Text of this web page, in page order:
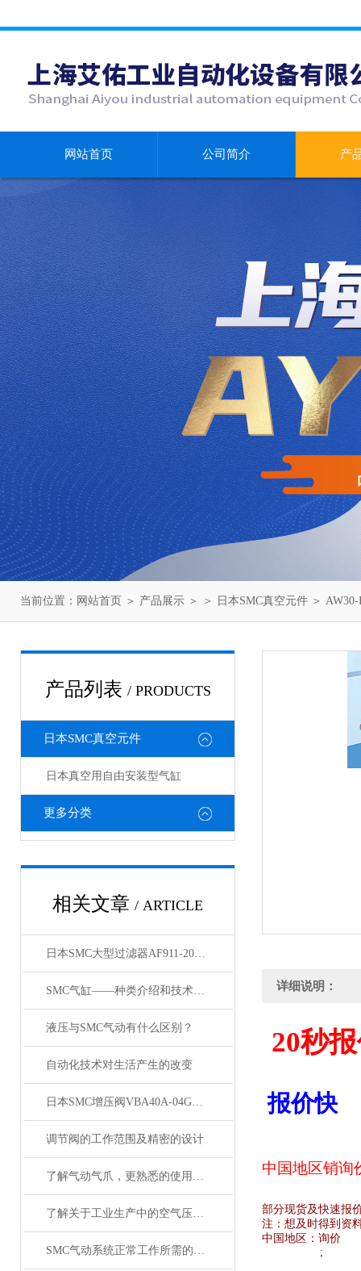
网站首页 公司简介 产
当前位置： 网站首页 ＞ 产品展示 ＞ ＞ 日本SMC真空元件 ＞
产品列表 / PRODUCTS
日本SMC真空元件
日本真空用自由安装型气缸
更多分类
相关文章 / ARTICLE
日本SMC大型过滤器AF911-20和AF60-10的区别
SMC气缸——种类介绍和技术资料
液压与SMC气动有什么区别？
自动化技术对生活产生的改变
日本SMC增压阀VBA40A-04GN和VBA42A-04GN 及VBA43A-04GN
调节阀的工作范围及精密的设计
了解气动气爪，更熟悉的使用SMC齐气动气爪
了解关于工业生产中的空气压缩机应用
SMC气动系统正常工作所需的技术要求
详细说明：
20秒
报价快
中国地区销询
部分现货及快速报
注：想及时得到资
中国地区： 询价
;